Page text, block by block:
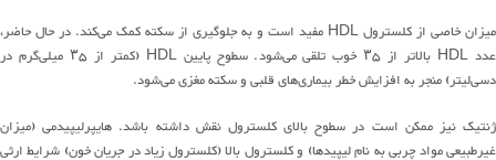
میزانخاصی از کلسترولHDL مفید است و به جلوگیری از سکته کمکمیکند. در حال حاضر،
عدد HDL بالاتر از ۳۵ خوب تلقیمیشود.سطوح پایینHDL ( کمتر از۳۵ میلیگرم در
دسیلیتر)منجر به افزایش خطربیماریهایقلبی و سکته مغزیمیشود.
ژنتیکنیز ممکن است در سطوح بالای کلسترول نقش داشته باشد. هایپرلیپیدمی (میزان
غیرطبیعی مواد چربی به نام لیپیدها) و کلسترول بالا(کلسترول زیاد در جریان خون) شرایط ارثی